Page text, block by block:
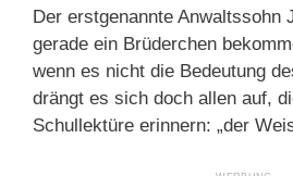
Der erstgenannte Anwaltssohn
gerade ein Brüderchen
wenn es nicht die Bedeutung
drängt es sich doch allen auf,
Schullektüre erinnern: „der